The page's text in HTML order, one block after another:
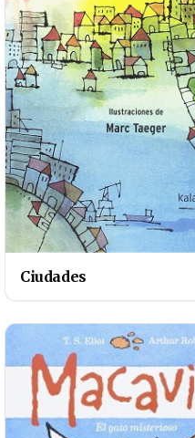
Ciudades